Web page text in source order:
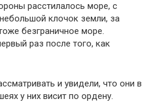
расстилалось море, с
клочок земли, за
безграничное море.
раз после того, как
и увидели, что они в
у них висит по ордену.